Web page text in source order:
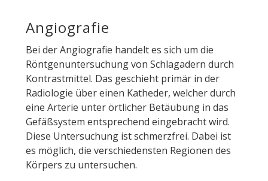
Angiografie
Bei der Angiografie handelt es sich um die
Röntgenuntersuchung von Schlagadern durch
Kontrastmittel. Das geschieht primär in der
Radiologie über einen Katheder, welcher durch
eine Arterie unter örtlicher Betäubung in das
Gefäßsystem entsprechend eingebracht wird.
Diese Untersuchung ist schmerzfrei. Dabei ist
es möglich, die verschiedensten Regionen des
Körpers zu untersuchen.